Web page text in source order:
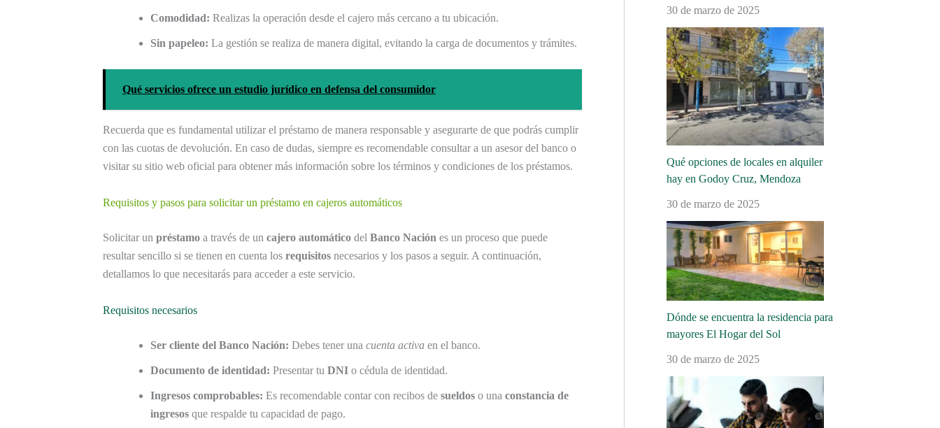
Comodidad: Realizas la operación desde el cajero más cercano a tu ubicación.
Sin papeleo: La gestión se realiza de manera digital, evitando la carga de documentos y trámites.
Qué servicios ofrece un estudio jurídico en defensa del consumidor
Recuerda que es fundamental utilizar el préstamo de manera responsable y asegurarte de que podrás cumplir
con las cuotas de devolución. En caso de dudas, siempre es recomendable consultar a un asesor del banco o
visitar su sitio web oficial para obtener más información sobre los términos y condiciones de los préstamos.
Requisitos y pasos para solicitar un préstamo en cajeros automáticos
Solicitar un préstamo a través de un cajero automático del Banco Nación es un proceso que puede
resultar sencillo si se tienen en cuenta los requisitos necesarios y los pasos a seguir. A continuación,
detallamos lo que necesitarás para acceder a este servicio.
Requisitos necesarios
Ser cliente del Banco Nación: Debes tener una cuenta activa en el banco.
Documento de identidad: Presentar tu DNI o cédula de identidad.
Ingresos comprobables: Es recomendable contar con recibos de sueldos o una constancia de
ingresos que respalde tu capacidad de pago.
30 de marzo de 2025
Qué opciones de locales en alquiler
hay en Godoy Cruz, Mendoza
30 de marzo de 2025
Dónde se encuentra la residencia para
mayores El Hogar del Sol
30 de marzo de 2025